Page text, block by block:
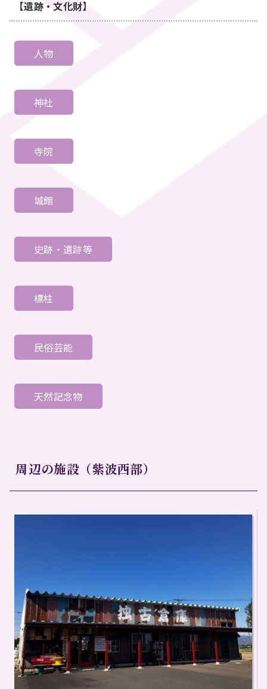
【遺跡・文化財】
人物
神社
寺院
城館
史跡・遺跡等
標柱
民俗芸能
天然記念物
周辺の施設（紫波西部）